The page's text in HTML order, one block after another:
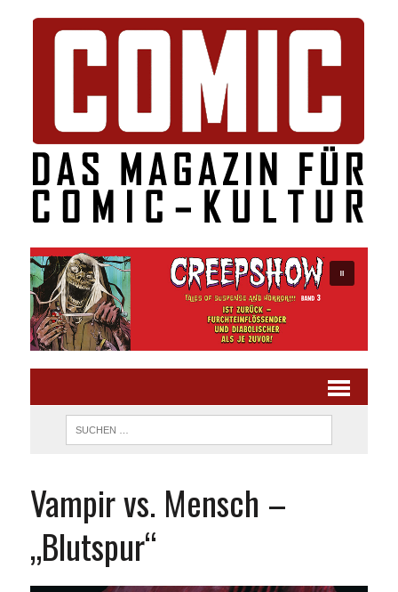
Vampir vs. Mensch –
„Blutspur“